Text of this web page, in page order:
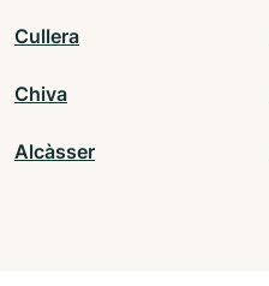
Cullera
Chiva
Alcàsser